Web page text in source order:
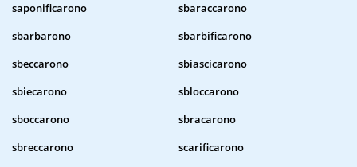
saponificarono
sbaraccarono
sbarbarono
sbarbificarono
sbeccarono
sbiascicarono
sbiecarono
sbloccarono
sboccarono
sbracarono
sbreccarono
scarificarono